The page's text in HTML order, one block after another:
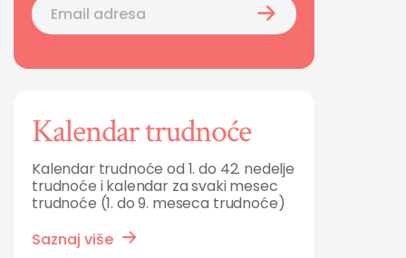
Kalendar trudnoće
Kalendar trudnoće od 1. do 42. nedelje
trudnoće i kalendar za svaki mesec
trudnoće (1. do 9. meseca trudnoće)
Saznaj više